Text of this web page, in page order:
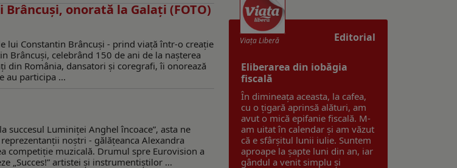
onorată la Galați (FOTO)
lui Constantin Brâncuși - prind viață într-o creație
Brâncuși, celebrând 150 de ani de la nașterea
din România, dansatori și coregrafi, îi onorează
au participa ...
succesul Luminiței Anghel încoace”, asta ne
noștri - gălățeanca Alexandra
competiție muzicală. Drumul spre Eurovision a
„Succes!” artistei și instrumentiștilor ...
Editorial
Viaţa Liberă
Eliberarea din iobăgia
fiscală
În dimineața aceasta, la cafea,
cu o țigară aprinsă alături, am
avut o mică epifanie fiscală. M-
am uitat în calendar și am văzut
că e sfârșitul lunii iulie. Suntem
aproape la șapte luni din an, iar
gândul a venit simplu și